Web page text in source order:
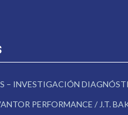
– INVESTIGACIÓN
PERFORMANCE / J.T.